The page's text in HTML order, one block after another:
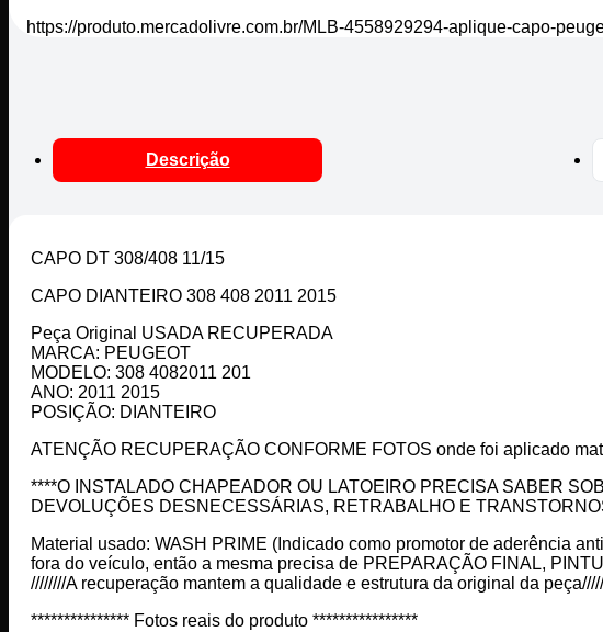
https://produto.mercadolivre.com.br/MLB-4558929294-aplique-capo-
Descrição
CAPO DT 308/408 11/15
CAPO DIANTEIRO 308 408 2011 2015
Peça Original USADA RECUPERADA
MARCA: PEUGEOT
MODELO: 308 4082011 201
ANO: 2011 2015
POSIÇÃO: DIANTEIRO
ATENÇÃO RECUPERAÇÃO CONFORME FOTOS onde foi aplicado
****O INSTALADO CHAPEADOR OU LATOEIRO PRECISA SABER
DEVOLUÇÕES DESNECESSÁRIAS, RETRABALHO E
Material usado: WASH PRIME (Indicado como promotor de aderência
fora do veículo, então a mesma precisa de PREPARAÇÃO FINAL,
////////A recuperação mantem a qualidade e estrutura da original da
*************** Fotos reais do produto ****************